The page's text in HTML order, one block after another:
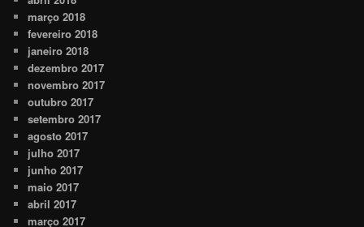
março 2018
fevereiro 2018
janeiro 2018
dezembro 2017
novembro 2017
outubro 2017
setembro 2017
agosto 2017
julho 2017
junho 2017
maio 2017
abril 2017
março 2017